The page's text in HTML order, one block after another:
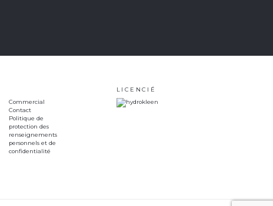
Commercial
Contact
Politique de
protection des
renseignements
personnels et de
confidentialité
LICENCIÉ